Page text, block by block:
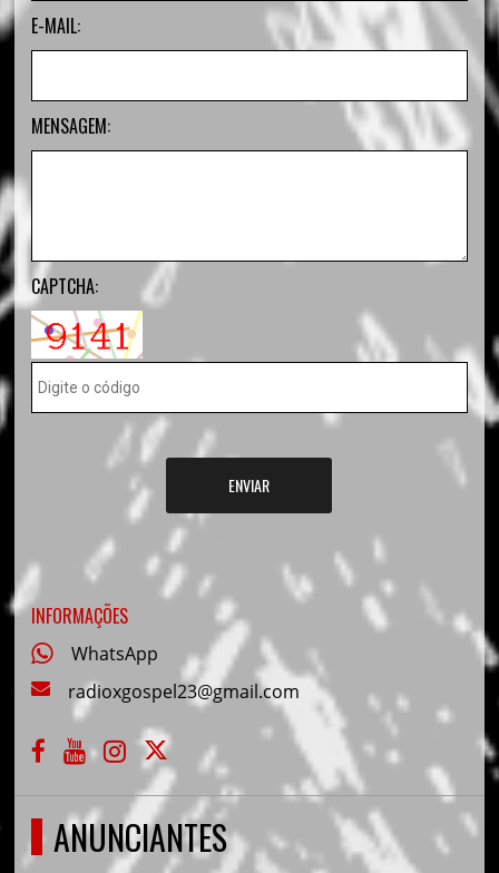
E-MAIL:
MENSAGEM:
CAPTCHA:
ENVIAR
INFORMAÇÕES
WhatsApp
radioxgospel23@gmail.com
ANUNCIANTES